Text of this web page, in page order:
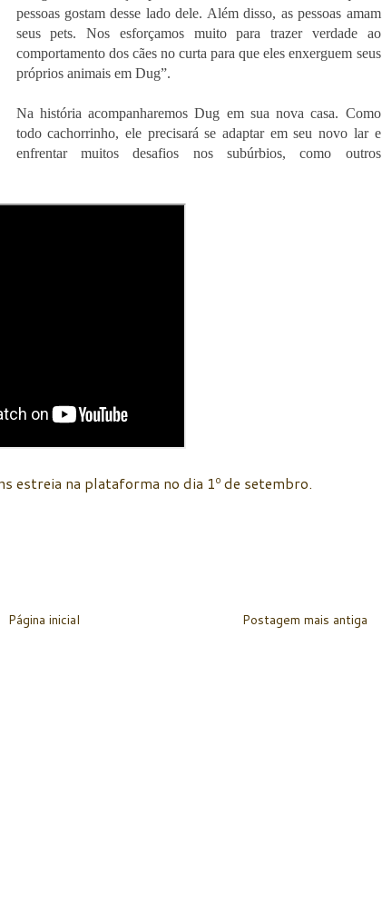
pessoas gostam desse lado dele. Além disso, as pessoas amam
seus pets. Nos esforçamos muito para trazer verdade ao
comportamento dos cães no curta para que eles enxerguem seus
próprios animais em Dug”.
Na história acompanharemos Dug em sua nova casa. Como
todo cachorrinho, ele precisará se adaptar em seu novo lar e
enfrentar muitos desafios nos subúrbios, como outros
estreia na plataforma no dia 1º de setembro.
Postagem mais antiga
Página inicial